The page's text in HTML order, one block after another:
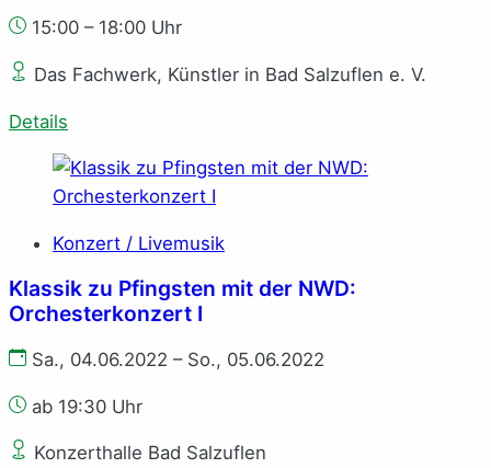
15:00 – 18:00 Uhr
Das Fachwerk, Künstler in Bad Salzuflen e. V.
Details
Konzert / Livemusik
Klassik zu Pfingsten mit der NWD:
Orchesterkonzert I
Sa., 04.06.2022 – So., 05.06.2022
ab 19:30 Uhr
Konzerthalle Bad Salzuflen